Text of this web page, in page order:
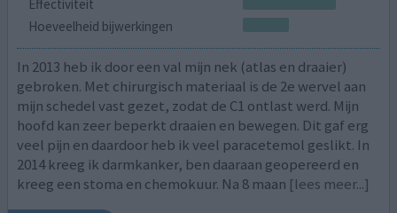
Effectiviteit
Hoeveelheid bijwerkingen
In 2013 heb ik door een val mijn nek (atlas en draaier)
gebroken. Met chirurgisch materiaal is de 2e wervel aan
mijn schedel vast gezet, zodat de C1 ontlast werd. Mijn
hoofd kan zeer beperkt draaien en bewegen. Dit gaf erg
veel pijn en daardoor heb ik veel paracetemol geslikt. In
2014 kreeg ik darmkanker, ben daaraan geopereerd en
kreeg een stoma en chemokuur. Na 8 maan [lees meer...]